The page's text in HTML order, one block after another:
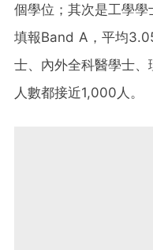
個學位；其次是工學
填報Band A，平均
士、內外全科醫學士
人數都接近1,000人。